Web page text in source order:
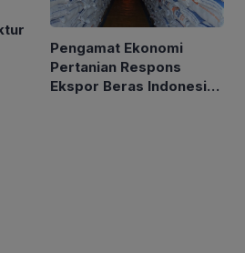
Pengamat Ekonomi
Pertanian Respons
Ekspor Beras Indonesia